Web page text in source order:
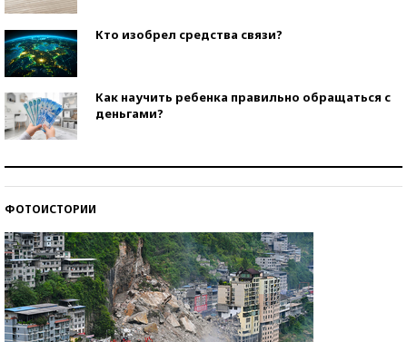
Кто изобрел средства связи?
Как научить ребенка правильно обращаться с
деньгами?
ФОТОИСТОРИИ